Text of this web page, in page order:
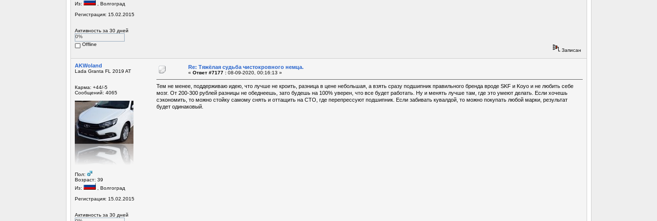
Из:
, Волгоград
Регистрация: 15.02.2015
Активность за 30 дней
0%
Offline
Записан
AKWoland
Lada Granta FL 2019 AT
Карма: +44/-5
Сообщений: 4065
Пол:
Возраст: 39
Из:
, Волгоград
Регистрация: 15.02.2015
Активность за 30 дней
Re: Тяжёлая судьба чистокровного немца.
« Ответ #7177 :08-09-2020, 00:16:13 »
Тем не менее, поддерживаю идею, что лучше не кроить, разница в цене небольшая, а взять сразу подшипник правильного бренда вроде SKF и Koyo и не любить себе
мозг. От 200-300 рублей разницы не обеднеешь, зато будешь на 100% уверен, что все будет работать. Ну и менять лучше там, где это умеют делать. Если хочешь
сэкономить, то можно стойку самому снять и оттащить на СТО, где перепрессуют подшипник. Если забивать кувалдой, то можно покупать любой марки, результат
будет одинаковый.